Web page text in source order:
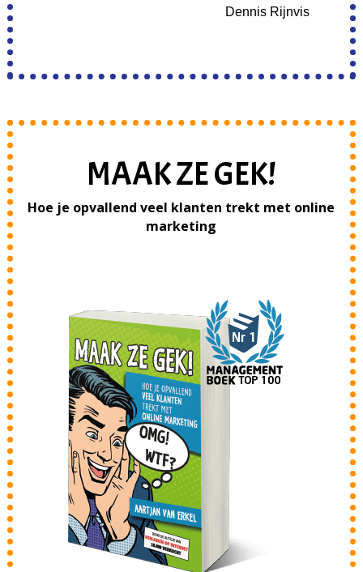
Dennis Rijnvis
MAAK ZE GEK!
Hoe je opvallend veel klanten trekt met online
marketing